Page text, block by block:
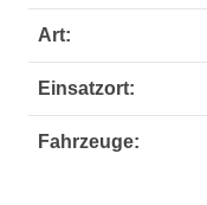
Art:
Einsatzort:
Fahrzeuge: